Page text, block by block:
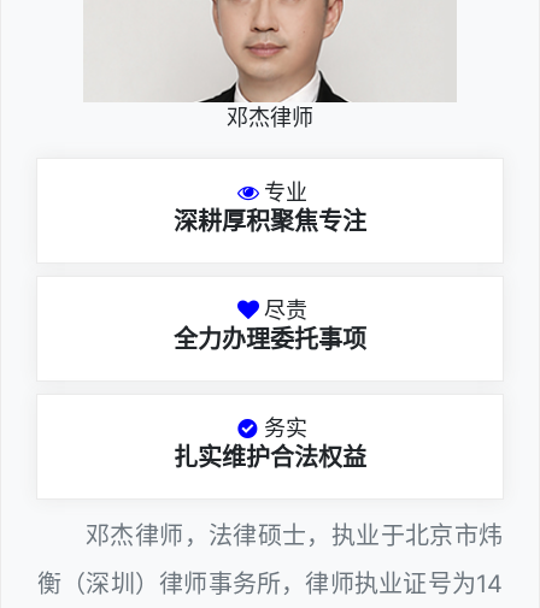
邓杰律师
专业
深耕厚积聚焦专注
尽责
全力办理委托事项
务实
扎实维护合法权益
邓杰律师，法律硕士，执业于北京市炜
衡（深圳）律师事务所，律师执业证号为14